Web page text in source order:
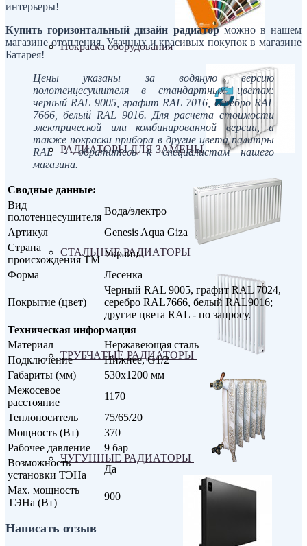
Покраска оборудования
РАДИАТОРЫ ДЛЯ ЗАМЕНЫ
СТАЛЬНЫЕ РАДИАТОРЫ
ТРУБЧАТЫЕ РАДИАТОРЫ
ЧУГУННЫЕ РАДИАТОРЫ
интерьеры!
Купить горизонтальный дизайн радиаторможно в нашем
магазине отопления. Удачных и красивых покупок в магазине
Батарея!
Цены указаны за водяную версию
полотенцесушителя в стандартных цветах:
черный RAL 9005, графит RAL 7016 , серебро RAL
7666, белый RAL 9016. Для расчета стоимости
электрической или комбинированной версии, а
также покраски прибора в другие цвета палитры
RAL - обратитесь к специалистам нашего
магазина.
Сводные данные:
Вид
полотенцесушителя
Вода/электро
Артикул
Genesis Aqua Giza
Страна
происхождения ТМ
Украина
Форма
Лесенка
Покрытие (цвет)
Черный RAL 9005, графит RAL 7024,
серебро RAL7666, белый RAL9016;
другие цвета RAL - по запросу.
Техническая информация
Материал
Нержавеющая сталь
Подключение
Нижнее, G1/2
Габариты (мм)
530х1200 мм
Межосевое
расстояние
1170
Теплоноситель
75/65/20
Мощность (Вт)
370
Рабочее давление
9 бар
Возможность
установки ТЭНа
Да
Max. мощность
ТЭНа (Вт)
900
Написать отзыв